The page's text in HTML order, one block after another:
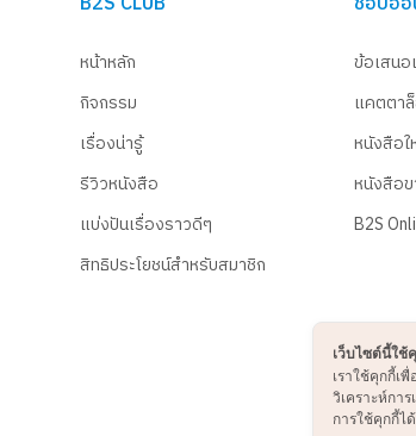
หน้าหลัก
กิจกรรม
เรื่องน่ารู้
รีวิวหนังสือ
แบ่งปันเรื่องราวดีๆ
สิทธิประโยชน์สำหรับสมาชิก
ข้อเสนอ
แคตตา
หนังสือใ
หนังสือ
B2S
เว็บไซต์นี้ใช้
เราใช้คุกกี้เ
วิเคราะห์กา
การใช้คุกกี้ไ